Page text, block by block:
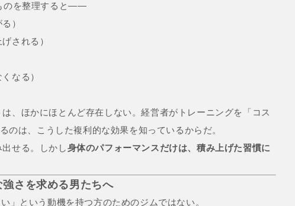
のを整理すると——
）
される）
なる）
、ほかにほとんど存在しない。経営者がトレーニングを「コス
のは、こうした複利的な効果を知っているからだ。
せる。しかし身体のパフォーマンスだけは、積み上げた習慣に
さを求める男たちへ
」という動機を持つ方のためのジムではない。